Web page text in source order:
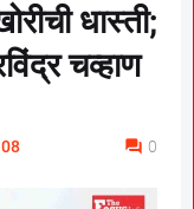
धास्ती;
चव्हाण
0